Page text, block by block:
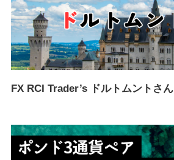
FX RCI Trader’s ドルトムントさん